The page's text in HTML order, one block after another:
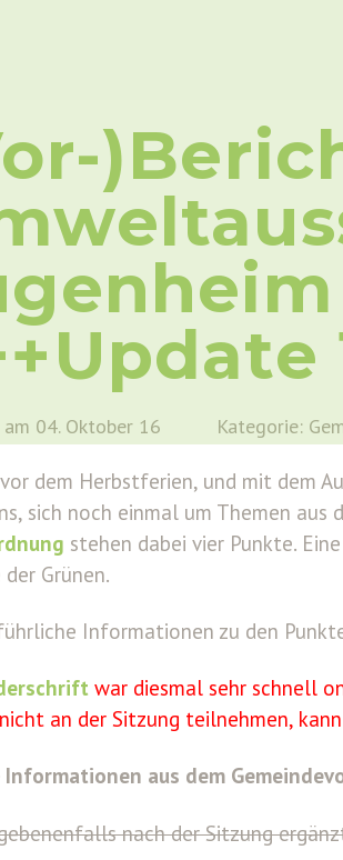
04. Oktober 16 Kategorie:
dem Herbstferien, und mit dem
sich noch einmal um Themen
stehen dabei vier Punkte.
Grünen.
Informationen zu den
war diesmal sehr schnell
an der Sitzung teilnehmen,
Informationen aus dem
nach der Sitzung